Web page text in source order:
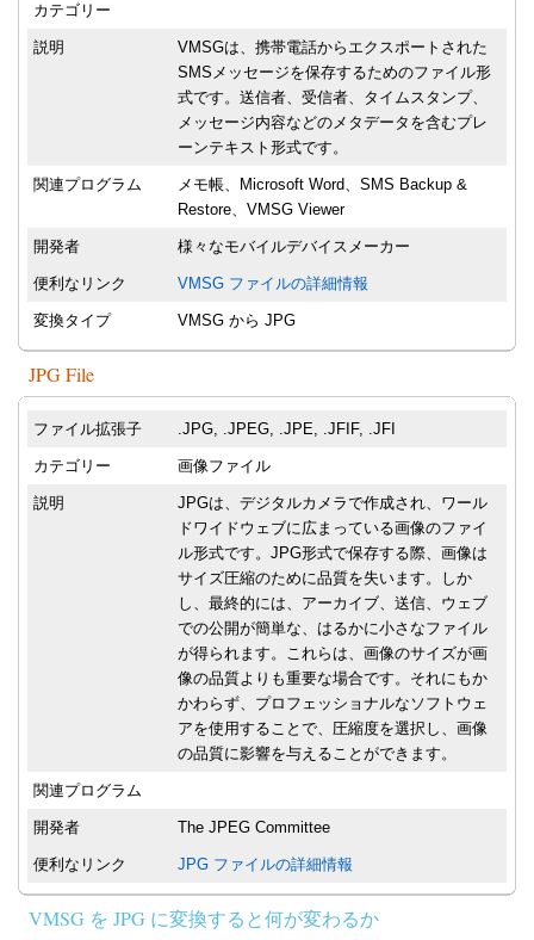
カテゴリー
説明
VMSGは、携帯電話からエクスポートされた
SMSメッセージを保存するためのファイル形
式です。送信者、受信者、タイムスタンプ、
メッセージ内容などのメタデータを含むプレ
ーンテキスト形式です。
関連プログラム
メモ帳、Microsoft Word、SMS Backup &
Restore、VMSG Viewer
開発者 様々なモバイルデバイスメーカー
便利なリンク VMSG ファイルの詳細情報
変換タイプ VMSG から JPG
JPG File
ファイル拡張子 .JPG, .JPEG, .JPE, .JFIF, .JFI
カテゴリー 画像ファイル
説明
JPGは、デジタルカメラで作成され、ワール
ドワイドウェブに広まっている画像のファイ
ル形式です。JPG形式で保存する際、画像は
サイズ圧縮のために品質を失います。しか
し、最終的には、アーカイブ、送信、ウェブ
での公開が簡単な、はるかに小さなファイル
が得られます。これらは、画像のサイズが画
像の品質よりも重要な場合です。それにもか
かわらず、プロフェッショナルなソフトウェ
アを使用することで、圧縮度を選択し、画像
の品質に影響を与えることができます。
関連プログラム
開発者 The JPEG Committee
便利なリンク JPG ファイルの詳細情報
VMSG を JPG に変換すると何が変わるか